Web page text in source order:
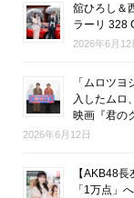
舘ひろし＆
ラーリ 328
2026年6月12
「ムロツ
入したムロ
映画『君の
2026年6月12日
【AKB48
「1万点」